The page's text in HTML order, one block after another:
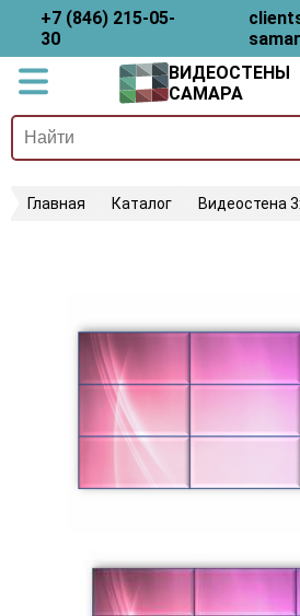
+7 (846) 215-05-
30
ВИДЕОСТЕНЫ
САМАРА
Главная Каталог Видеостена